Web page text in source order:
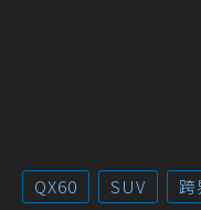
QX60 SUV